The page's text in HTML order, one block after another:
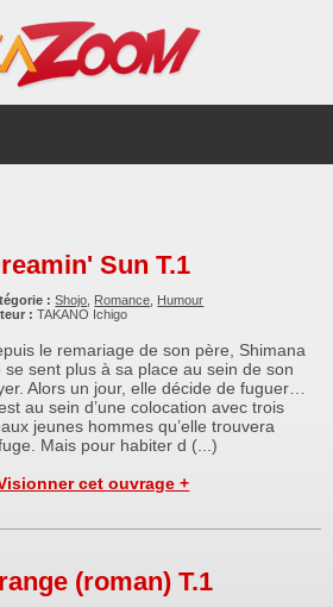
Sun T.1
: Shojo Romance Humour
:TAKANO Ichigo
le remariage de son père, Shimana
se sent plus à sa place au sein de son
Alors un jour, elle décide de fuguer…
au sein d’une colocation avec trois
jeunes hommes qu’elle trouvera
Mais pour habiter d (...)
cet ouvrage +
(roman) T.1